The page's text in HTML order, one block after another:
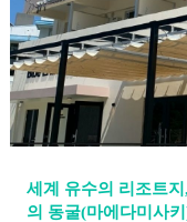
세계 유수의 리조트
의 동굴(마에다미사